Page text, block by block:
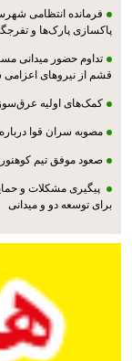
فرمانده انتظامی
پاکسازی پارک‌ها و
تداوم حضور میدانی
قشم از نیروهای اعزامی
کمک‌های اولیه عرق‌سوز
مصوبه سران قوا
صعود موفق تیم کوهنوردی بختگان
پیگیری مشکلات و
برای توسعه دو و میدانی